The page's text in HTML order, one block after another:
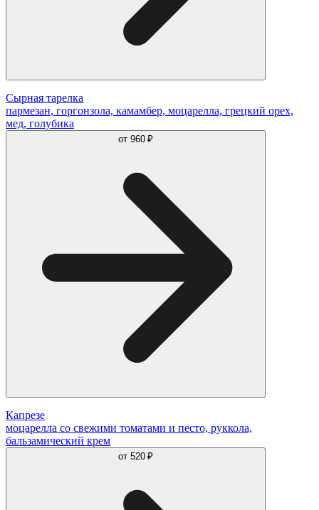
Сырная тарелка
пармезан, горгонзола, камамбер, моцарелла, грецкий орех,
мед, голубика
от 960 ₽
Капрезе
моцарелла со свежими томатами и песто, руккола,
бальзамический крем
от 520 ₽